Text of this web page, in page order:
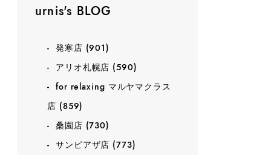
urnis's BLOG
発寒店 (901)
アリオ札幌店 (590)
for relaxing マルヤマクラス
店 (859)
桑園店 (730)
サンピアザ店 (773)